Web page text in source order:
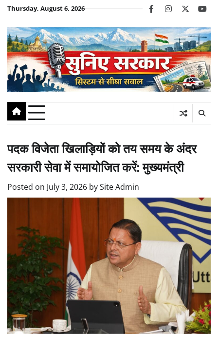
Skip
content
Thursday, August 6, 2026 facebookinstagram
twitter
पदक विजेता खिलाड़ियों को तय समय के अंदर
सरकारी सेवा में समायोजित करें: मुख्यमंत्री
Posted on July 3, 2026 bySite Admin